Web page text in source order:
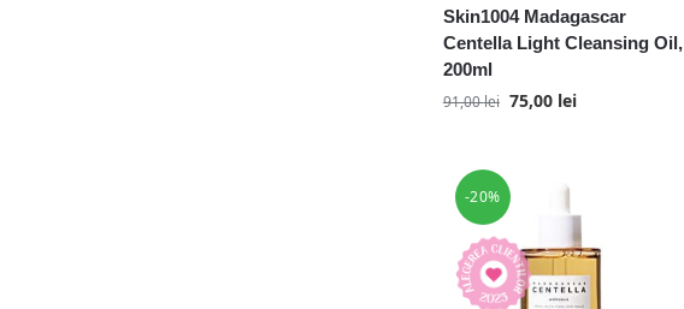
Skin1004 Madagascar
Centella Light Cleansing Oil,
200ml
91,00lei 75,00 lei
-20%